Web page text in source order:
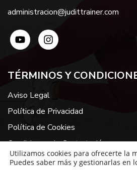
administracion@judittrainer.com
TÉRMINOS Y
Aviso Legal
Política de Privacidad
Política de Cookies
Condiciones de Contratación
Utilizamos cookies para ofrecerte la
Puedes saber más y gestionarlas en